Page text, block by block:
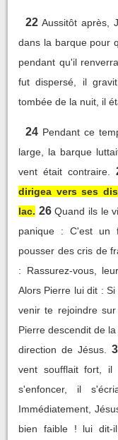
22 Aussitôt après,
dans la barque pour
pendant qu'il
fut dispersé, il
tombée de la nuit, il
24 Pendant ce
large, la barque
vent était contraire.
dirigea vers ses
lac. 26 Quand ils le
panique : C'est un
pousser des cris de
: Rassurez-vous,
Alors Pierre lui dit :
venir te rejoindre sur
Pierre descendit de
direction de Jésus.
vent soufflait fort, il
s'enfoncer, il
Immédiatement,
bien faible ! lui dit-